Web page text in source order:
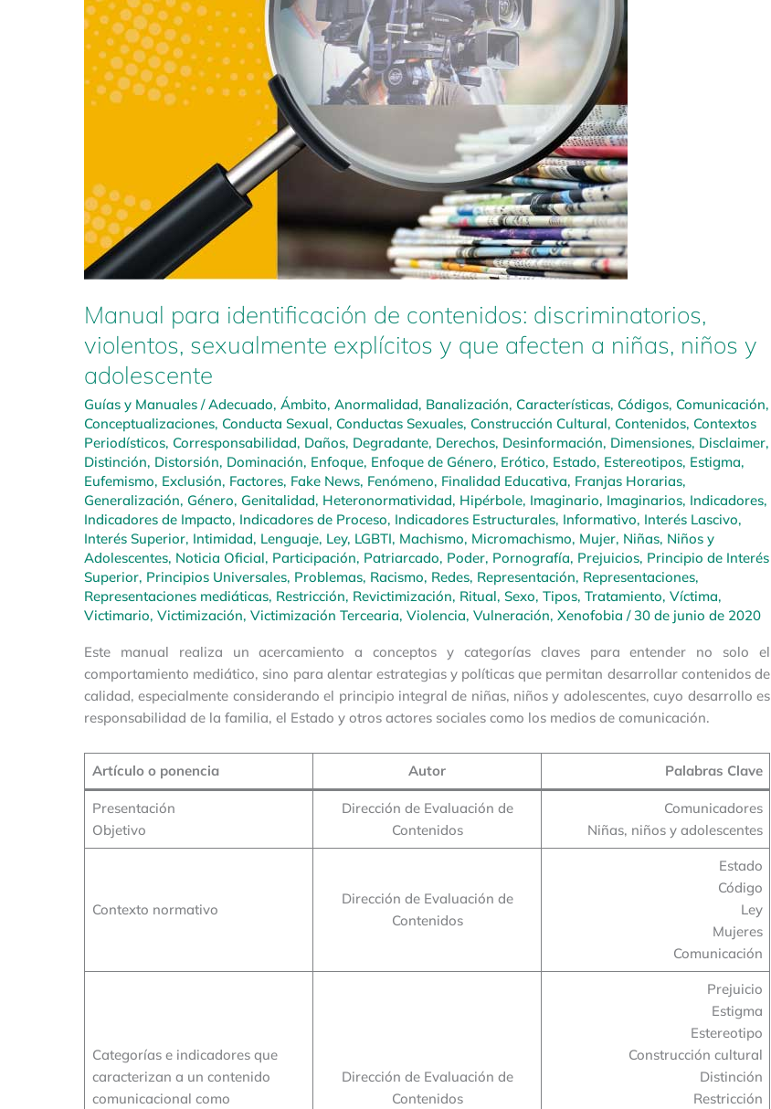
Manual para identificación de contenidos: discriminatorios,
violentos, sexualmente explícitos y que afecten a niñas, niños y
adolescente
Guías y Manuales /Adecuado, Ámbito, Anormalidad, Banalización, Características, Códigos, Comunicación,
Conceptualizaciones, Conducta Sexual, Conductas Sexuales, Construcción Cultural, Contenidos, Contextos
Periodísticos, Corresponsabilidad, Daños, Degradante, Derechos, Desinformación, Dimensiones, Disclaimer,
Distinción, Distorsión, Dominación, Enfoque, Enfoque de Género, Erótico, Estado, Estereotipos, Estigma,
Eufemismo, Exclusión, Factores, Fake News, Fenómeno, Finalidad Educativa, Franjas Horarias,
Generalización, Género, Genitalidad, Heteronormatividad, Hipérbole, Imaginario, Imaginarios, Indicadores,
Indicadores de Impacto, Indicadores de Proceso, Indicadores Estructurales, Informativo, Interés Lascivo,
Interés Superior, Intimidad, Lenguaje, Ley, LGBTI, Machismo, Micromachismo, Mujer, Niñas, Niños y
Adolescentes, Noticia Oficial, Participación, Patriarcado, Poder, Pornografía, Prejuicios, Principio de Interés
Superior, Principios Universales, Problemas, Racismo, Redes, Representación, Representaciones,
Representaciones mediáticas, Restricción, Revictimización, Ritual, Sexo, Tipos, Tratamiento, Víctima,
Victimario, Victimización, Victimización Tercearia, Violencia, Vulneración, Xenofobia /30 de junio de 2020
Este manual realiza un acercamiento a conceptos y categorías claves para entender no solo el
comportamiento mediático, sino para alentar estrategias y políticas que permitan desarrollar contenidos de
calidad, especialmente considerando el principio integral de niñas, niños y adolescentes, cuyo desarrollo es
responsabilidad de la familia, el Estado y otros actores sociales como los medios de comunicación.
Artículo o ponencia Autor Palabras Clave
Presentación
Objetivo
Dirección de Evaluación de
Contenidos
Comunicadores
Niñas, niños y adolescentes
Contexto normativo
Dirección de Evaluación de
Contenidos
Estado
Código
Ley
Mujeres
Comunicación
Categorías e indicadores que
caracterizan a un contenido
comunicacional como
Dirección de Evaluación de
Contenidos
Prejuicio
Estigma
Estereotipo
Construcción cultural
Distinción
Restricción